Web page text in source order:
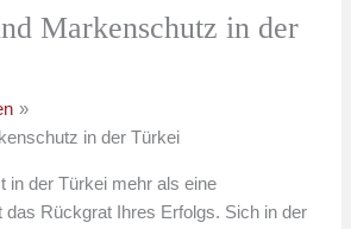
Markenschutz in der
in der Türkei
in der Türkei mehr als eine
das Rückgrat Ihres Erfolgs. Sich in der